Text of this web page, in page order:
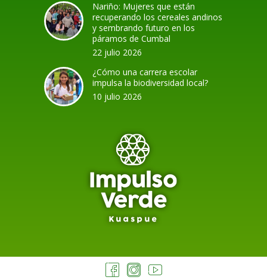
Nariño: Mujeres que están
recuperando los cereales andinos
y sembrando futuro en los
páramos de Cumbal
22 julio 2026
¿Cómo una carrera escolar
impulsa la biodiversidad local?
10 julio 2026